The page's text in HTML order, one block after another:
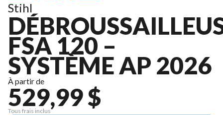
Stihl
FSA 120 –
SYSTÈME AP 2026
À partir de
529,99 $
Tous frais inclus